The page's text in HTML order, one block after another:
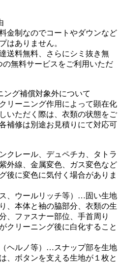
金制なのでコートやダウンなど
はありません。
送料無料、さらにシミ抜き無
無料サービスをご利用いただ
ング補償対象外について
リーニング作用によって顕在化
いただく際は、衣類の状態をご
補修は別途お見積りにて対応可
クレール、デュペチカ、タトラ
外線、金属変色、ガス変色など
後に変色に気付く場合がありま
、ウールリッチ等）…固い生地
、本体と袖の脇部分、衣類の生
、ファスナー部位、手首周り
クリーニング後に白化すること
ヘルノ等）…スナップ部を生地
、ボタンを支える生地が１枚と